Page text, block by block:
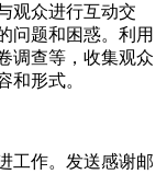
观众进行互动交
问题和困惑。利用
调查等，收集观众
和形式。
工作。发送感谢邮